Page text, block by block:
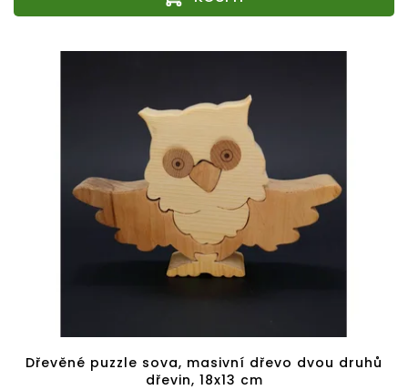
Dřevěné puzzle sova, masivní dřevo dvou druhů
dřevin, 18x13 cm